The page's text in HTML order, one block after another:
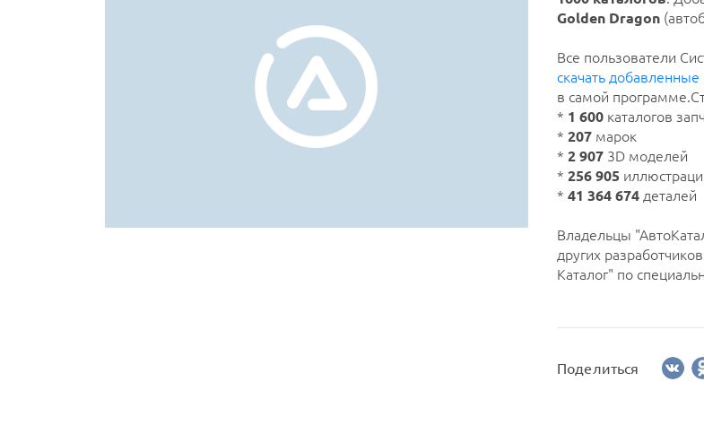
Golden Dragon
Все пользователи
скачать добавленные
в самой
* 1 600 каталогов
* 207 марок
* 2 907 3D моделей
* 256 905
* 41 364 674 деталей
Владельцы
других
Каталог" по
Поделиться